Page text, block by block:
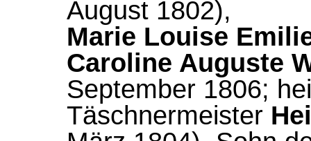
August 1802),
Marie Louise
Caroline Auguste
September 1806;
Täschnermeister